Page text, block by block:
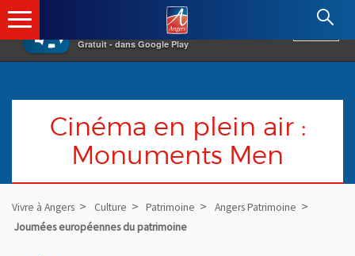
×
Gratuit - dans Google Play
Angers.fr : Retour à l'accueil
Cinéma en plein air :
Monuments Men
Vivre à Angers Culture Patrimoine
Angers Patrimoine
Journées européennes du patrimoine